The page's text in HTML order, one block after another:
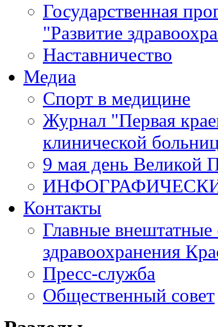
Государственная
"Развитие
Наставничество
Медиа
Спорт в медицине
Журнал "Первая
клинической
9 мая день Великой
Контакты
Главные внештатные
здравоохранения
Пресс-служба
Общественный совет